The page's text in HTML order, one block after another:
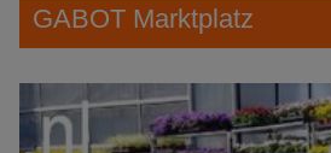
GABOT Marktplatz